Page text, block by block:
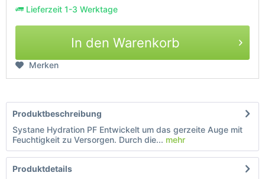
Lieferzeit 1-3 Werktage
In den Warenkorb
Merken
Produktbeschreibung
Systane Hydration PF Entwickelt um das gerzeite Auge mit
Feuchtigkeit zu Versorgen. Durch die... mehr
Produktdetails